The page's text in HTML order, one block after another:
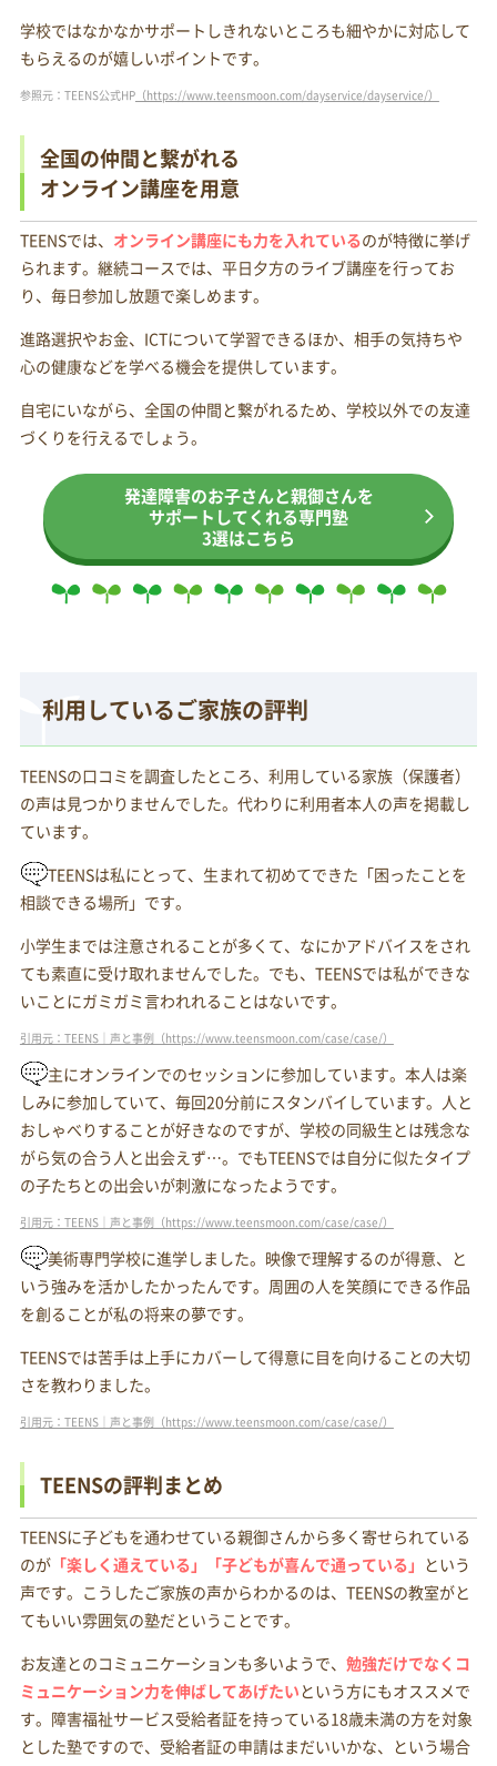
学校ではなかなかサポートしきれないところも細やかに対応して
もらえるのが嬉しいポイントです。
参照元：TEENS公式HP（https://www.teensmoon.com/dayservice/dayservice/）
全国の仲間と繋がれる
オンライン講座を用意
TEENSでは、 オンライン講座にも力を入れているのが特徴に挙げ
られます。継続コースでは、平日夕方のライブ講座を行ってお
り、毎日参加し放題で楽しめます。
進路選択やお金、ICTについて学習できるほか、相手の気持ちや
心の健康などを学べる機会を提供しています。
自宅にいながら、全国の仲間と繋がれるため、学校以外での友達
づくりを行えるでしょう。
発達障害のお子さんと親御さんを
サポートしてくれる専門塾
3選はこちら
利用しているご家族の評判
TEENSの口コミを調査したところ、利用している家族（保護者）
の声は見つかりませんでした。代わりに利用者本人の声を掲載し
ています。
TEENSは私にとって、生まれて初めてできた「困ったことを
相談できる場所」です。
小学生までは注意されることが多くて、なにかアドバイスをされ
ても素直に受け取れませんでした。でも、TEENSでは私ができな
いことにガミガミ言われれることはないです。
引用元：TEENS｜声と事例（https://www.teensmoon.com/case/case/）
主にオンラインでのセッションに参加しています。本人は楽
しみに参加していて、毎回20分前にスタンバイしています。人と
おしゃべりすることが好きなのですが、学校の同級生とは残念な
がら気の合う人と出会えず…。でもTEENSでは自分に似たタイプ
の子たちとの出会いが刺激になったようです。
引用元：TEENS｜声と事例（https://www.teensmoon.com/case/case/）
美術専門学校に進学しました。映像で理解するのが得意、と
いう強みを活かしたかったんです。周囲の人を笑顔にできる作品
を創ることが私の将来の夢です。
TEENSでは苦手は上手にカバーして得意に目を向けることの大切
さを教わりました。
引用元：TEENS｜声と事例（https://www.teensmoon.com/case/case/）
TEENSの評判まとめ
TEENSに子どもを通わせている親御さんから多く寄せられている
のが「楽しく通えている」「子どもが喜んで通っている」 という
声です。こうしたご家族の声からわかるのは、TEENSの教室がと
てもいい雰囲気の塾だということです。
お友達とのコミュニケーションも多いようで、 勉強だけでなくコ
ミュニケーション力を伸ばしてあげたいという方にもオススメで
す。障害福祉サービス受給者証を持っている18歳未満の方を対象
とした塾ですので、受給者証の申請はまだいいかな、という場合